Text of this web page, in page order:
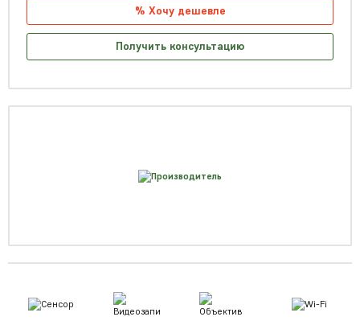
% Хочу дешевле
Получить консультацию